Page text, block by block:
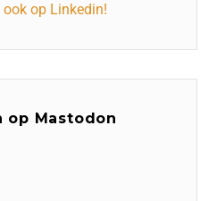
op Linkedin!
op Mastodon